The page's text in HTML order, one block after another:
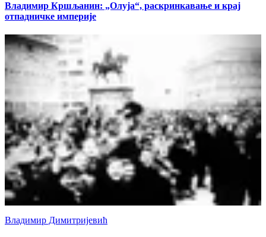
Владимир Кршљанин: „Олуја“, раскринкавање и крај
отпадничке империје
Владимир Димитријевић